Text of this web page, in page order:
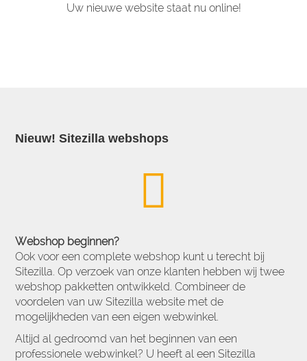
Uw nieuwe website staat nu online!
Nieuw! Sitezilla webshops
Webshop beginnen?
Ook voor een complete webshop kunt u terecht bij
Sitezilla. Op verzoek van onze klanten hebben wij twee
webshop pakketten ontwikkeld. Combineer de
voordelen van uw Sitezilla website met de
mogelijkheden van een eigen webwinkel.
Altijd al gedroomd van het beginnen van een
professionele webwinkel? U heeft al een Sitezilla